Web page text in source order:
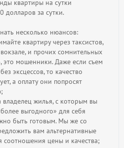
квартиры на сутки
долларов за сутки.
несколько нюансов:
квартиру через таксистов,
и прочих сомнительных
это мошенники. Даже если съем
эксцессов, то качество
а оплату они попросят
владелец жилья, с которым вы
выгодного» для себя
быть готовым. Мы же со
вам альтернативные
соотношения цены и качества;